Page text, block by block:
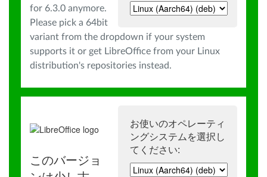
for 6.3.0 anymore.
Please pick a 64bit
variant from the dropdown if your system
supports it or get LibreOffice from your Linux
distribution's repositories instead.
お使いのオペレーティ
ングシステムを選択し
てください:
このバージョ